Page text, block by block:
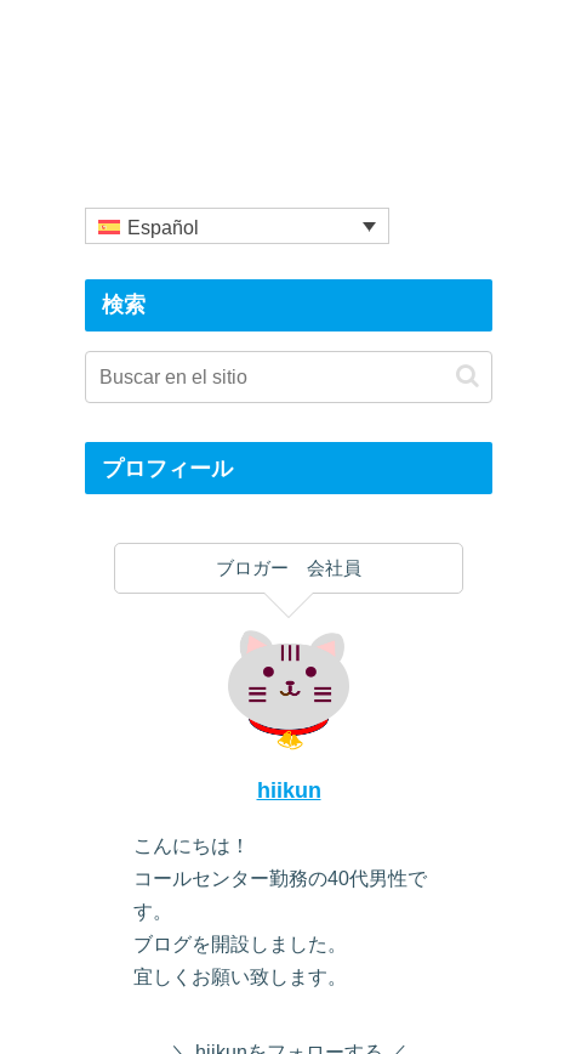
Español
検索
プロフィール
ブロガー 会社員
hiikun
こんにちは！
コールセンター勤務の40代男性で
す。
ブログを開設しました。
宜しくお願い致します。